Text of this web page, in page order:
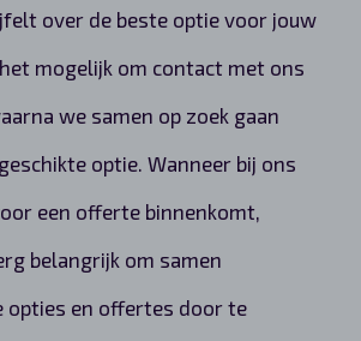
over de beste optie voor jouw
mogelijk om contact met ons
we samen op zoek gaan
optie. Wanneer bij ons
een offerte binnenkomt,
belangrijk om samen
opties en offertes door te